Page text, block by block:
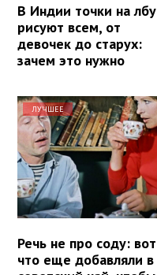
В Индии точки на лбу
рисуют всем, от
девочек до старух:
зачем это нужно
ЛУЧШЕЕ
Речь не про соду: вот
что еще добавляли в